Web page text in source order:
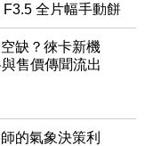
F3.5 全片幅手動餅
缺？徠卡新機
售價傳聞流出
的氣象決策利